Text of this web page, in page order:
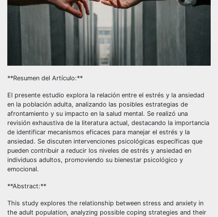
**Resumen del Artículo:**
El presente estudio explora la relación entre el estrés y la ansiedad
en la población adulta, analizando las posibles estrategias de
afrontamiento y su impacto en la salud mental. Se realizó una
revisión exhaustiva de la literatura actual, destacando la importancia
de identificar mecanismos eficaces para manejar el estrés y la
ansiedad. Se discuten intervenciones psicológicas específicas que
pueden contribuir a reducir los niveles de estrés y ansiedad en
individuos adultos, promoviendo su bienestar psicológico y
emocional.
**Abstract:**
This study explores the relationship between stress and anxiety in
the adult population, analyzing possible coping strategies and their